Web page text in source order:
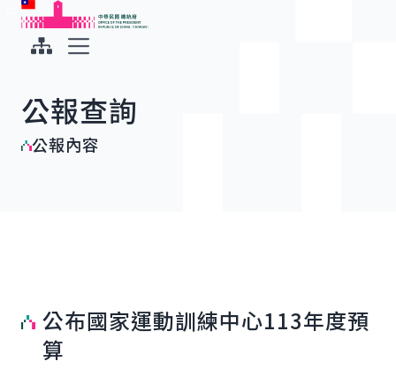
跳到主要內容
中華民國總統府
公報查詢
公報內容
公布國家運動訓練中心113年度預
算